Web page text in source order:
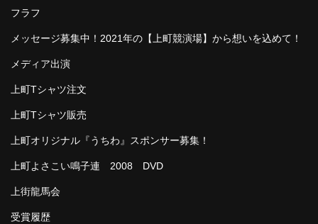
フラフ
メッセージ募集中！2021年の【上町競演場】から想いを込めて！
メディア出演
上町Tシャツ注文
上町Tシャツ販売
上町オリジナル『うちわ』スポンサー募集！
上町よさこい鳴子連 2008 DVD
上街龍馬会
受賞履歴